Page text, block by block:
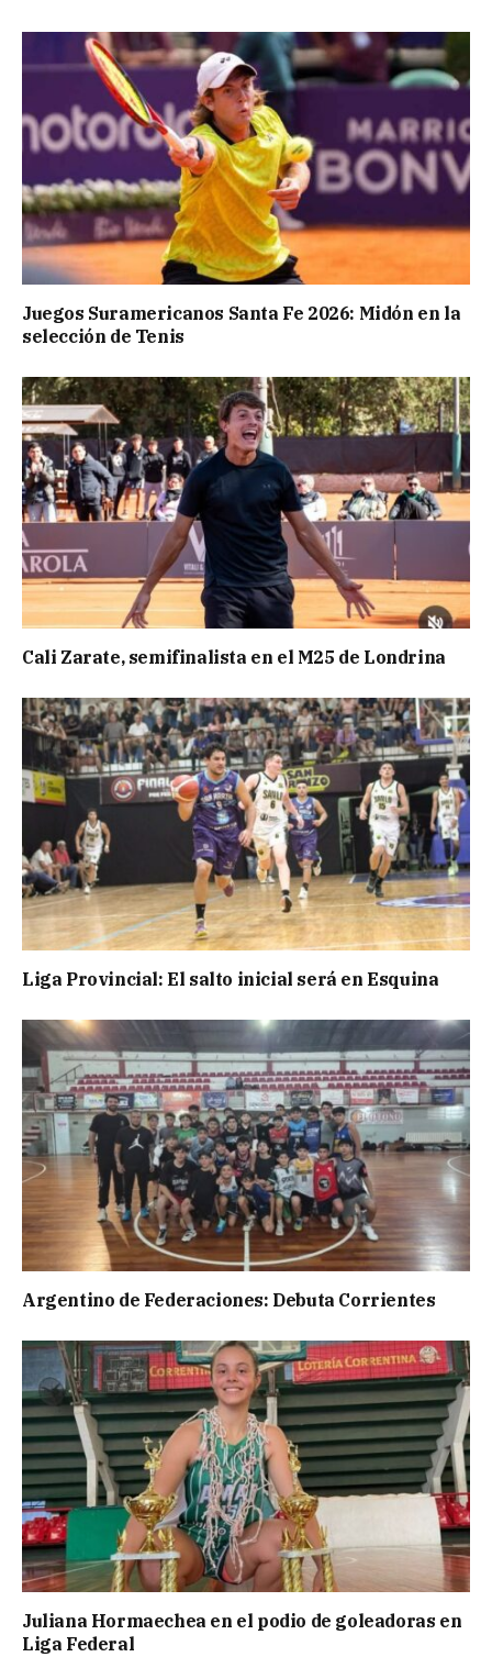
Juegos Suramericanos Santa Fe 2026: Midón en la
selección de Tenis
Cali Zarate, semifinalista en el M25 de Londrina
Liga Provincial: El salto inicial será en Esquina
Argentino de Federaciones: Debuta Corrientes
Juliana Hormaechea en el podio de goleadoras en
Liga Federal